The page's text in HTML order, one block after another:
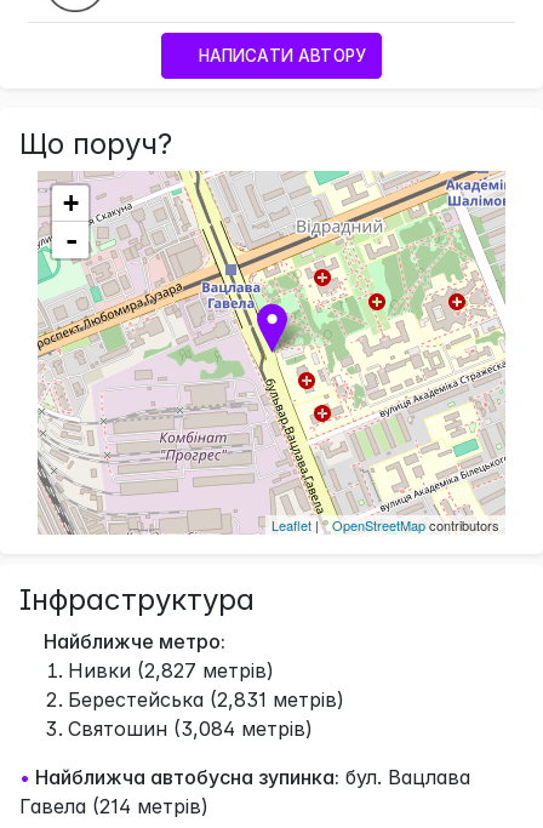
НАПИСАТИ АВТОРУ
Що поруч?
+
-
Leaflet | ©OpenStreetMapcontributors
Інфраструктура
Найближче метро:
Нивки (2,827 метрів)
Берестейська (2,831 метрів)
Святошин (3,084 метрів)
• Найближча автобусна зупинка: бул. Вацлава
Гавела (214 метрів)